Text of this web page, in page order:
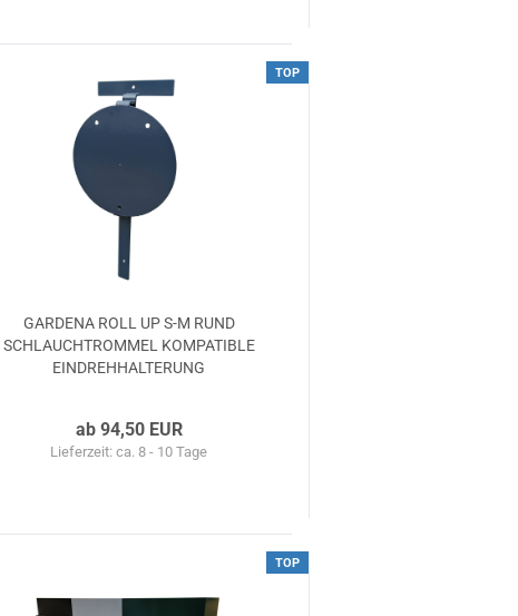
TOP
GAR­DE­NA ROLL UP S-M RUND
SCHLAUCH­TROM­MEL KOM­PA­TI­BLE
EIN­DREH­HAL­TE­RUNG
ab 94,50 EUR
Lieferzeit: ca. 8 - 10 Tage
TOP